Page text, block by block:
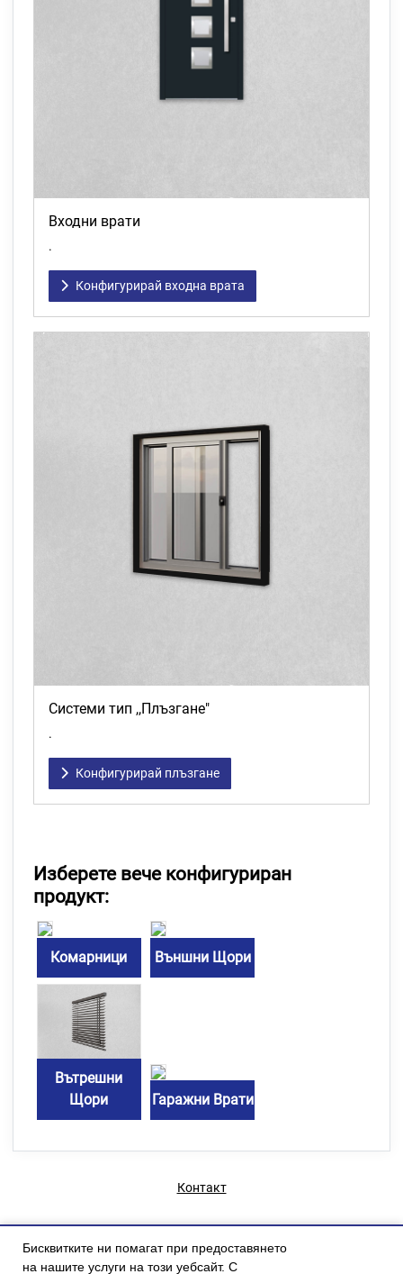
Бисквитките ни помагат при предоставянето
на нашите услуги на този уебсайт. С
Входни врати
.
Конфигурирай входна врата
Системи тип ,,Плъзгане"
.
Конфигурирай плъзгане
Изберете вече конфигуриран
продукт:
Комарници Външни Щори
Вътрешни
Щори
Гаражни Врати
Контакт